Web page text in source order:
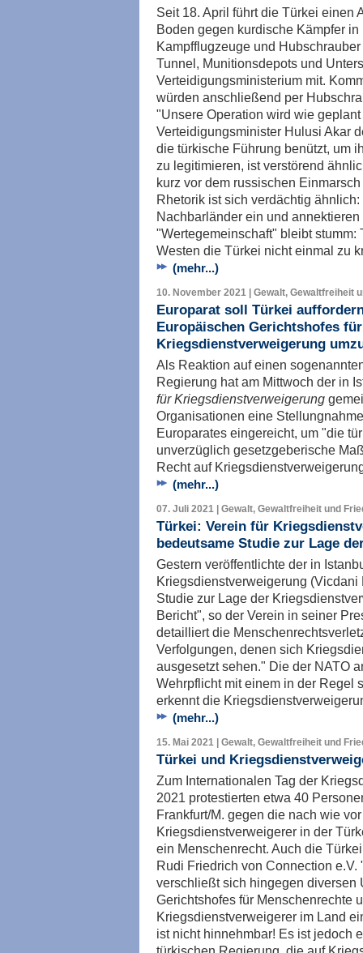
Seit 18. April führt die Türkei einen
Boden gegen kurdische Kämpfer
Kampfflugzeuge und
Tunnel, Munitionsdepots und
Verteidigungsministerium mit.
würden anschließend per
"Unsere Operation wird wie
Verteidigungsminister Hulusi Akar
die türkische Führung benützt, um
zu legitimieren, ist verstörend
kurz vor dem russischen
Rhetorik ist sich verdächtig
Nachbarländer ein und
"Wertegemeinschaft" bleibt stumm:
Westen die Türkei nicht einmal zu
(mehr...)
10. November 2021 | Gewalt, Gewaltfreiheit
Europarat soll Türkei
Europäischen Gerichtshofes
Kriegsdienstverweigerung
Als Reaktion auf einen
Regierung hat am Mittwoch der in
für Kriegsdienstverweigerung
Organisationen eine
Europarates eingereicht, um "die
unverzüglich gesetzgeberische
Recht auf
(mehr...)
07. Juli 2021 | Gewalt, Gewaltfreiheit und
Türkei: Verein für
bedeutsame Studie zur Lage
Gestern veröffentlichte der in
Kriegsdienstverweigerung
Studie zur Lage der
Bericht", so der Verein in seiner
detailliert die
Verfolgungen, denen sich
ausgesetzt sehen." Die der NATO
Wehrpflicht mit einem in der Regel
erkennt die
(mehr...)
15. Mai 2021 | Gewalt, Gewaltfreiheit und
Türkei und
Zum Internationalen Tag der
2021 protestierten etwa 40
Frankfurt/M. gegen die nach wie
Kriegsdienstverweigerer in der
ein Menschenrecht. Auch die
Rudi Friedrich von Connection
verschließt sich hingegen diversen
Gerichtshofes für Menschenrechte
Kriegsdienstverweigerer im Land
ist nicht hinnehmbar! Es ist jedoch